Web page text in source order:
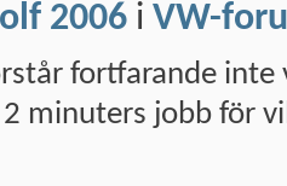
2006 i VW-
fortfarande
minuters jobb för